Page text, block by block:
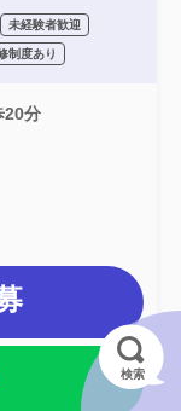
未経験者歓迎
制度あり
20分
検索